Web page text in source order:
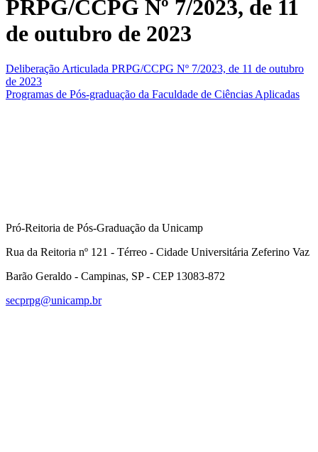
PRPG/CCPG Nº 7/2023, de 11
de outubro de 2023
Deliberação Articulada PRPG/CCPG Nº 7/2023, de 11 de outubro
de 2023
Programas de Pós-graduação da Faculdade de Ciências Aplicadas
Pró-Reitoria de Pós-Graduação da Unicamp
Rua da Reitoria nº 121 - Térreo - Cidade Universitária Zeferino Vaz
Barão Geraldo - Campinas, SP - CEP 13083-872
secprpg@unicamp.br